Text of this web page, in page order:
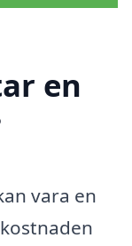
en
vara en